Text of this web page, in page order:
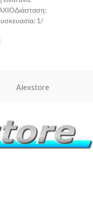
1/
Alexstore